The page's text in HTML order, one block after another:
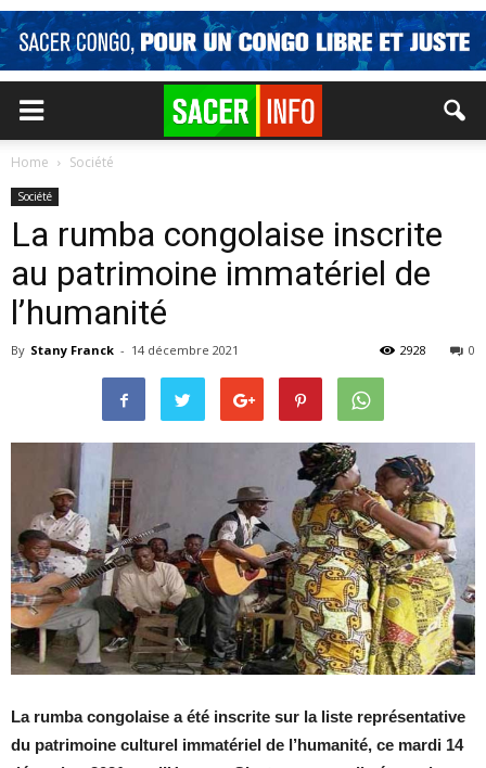
Home Société
Société
La rumba congolaise inscrite
au patrimoine immatériel de
l’humanité
By Stany Franck - 14 décembre 2021 0
2928
La rumba congolaise a été inscrite sur la liste représentative
du patrimoine culturel immatériel de l’humanité, ce mardi 14